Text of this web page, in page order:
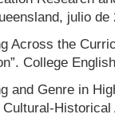
julio de
Across the
College
and Genre in